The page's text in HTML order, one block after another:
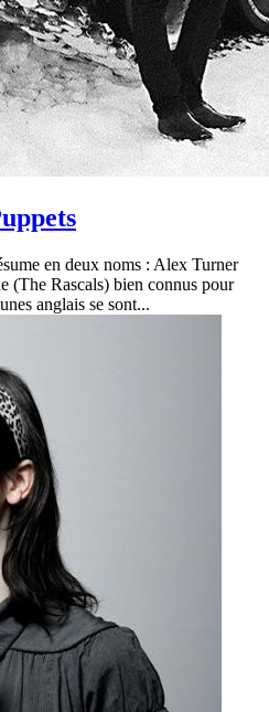
en deux noms : Alex Turner
Rascals) bien connus pour
anglais se sont...